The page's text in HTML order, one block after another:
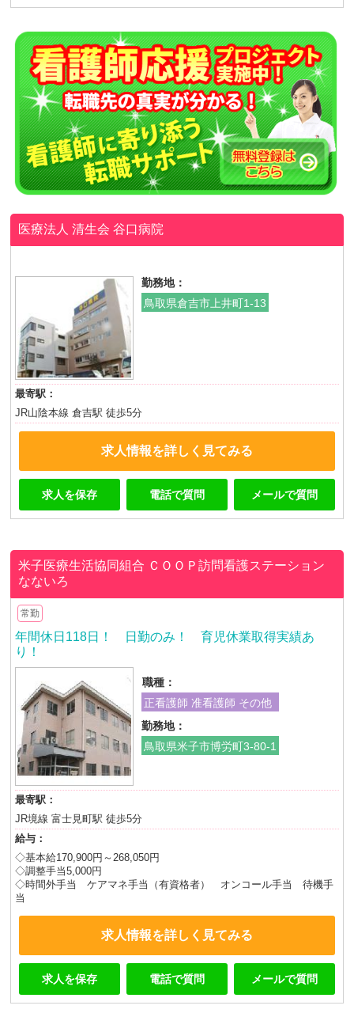
医療法人 清生会谷口病院
勤務地：
鳥取県倉吉市上井町1-13
最寄駅：
JR山陰本線 倉吉駅 徒歩5分
求人情報を詳しく見てみる
求人を保存 電話で質問 メールで質問
米子医療生活協同組合 ＣＯＯＰ訪問看護ステーション
なないろ
常勤
年間休日118日！ 日勤のみ！ 育児休業取得実績あ
り！
職種：
正看護師 准看護師 その他
勤務地：
鳥取県米子市博労町3-80-1
最寄駅：
JR境線 富士見町駅 徒歩5分
給与：
◇基本給170,900円～268,050円
◇調整手当5,000円
◇時間外手当 ケアマネ手当（有資格者） オンコール手当 待機手
当
求人情報を詳しく見てみる
求人を保存 電話で質問 メールで質問